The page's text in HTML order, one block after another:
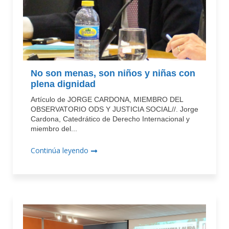
No son menas, son niños y niñas con
plena dignidad
Artículo de JORGE CARDONA, MIEMBRO DEL
OBSERVATORIO ODS Y JUSTICIA SOCIAL//. Jorge
Cardona, Catedrático de Derecho Internacional y
miembro del...
Continúa leyendo